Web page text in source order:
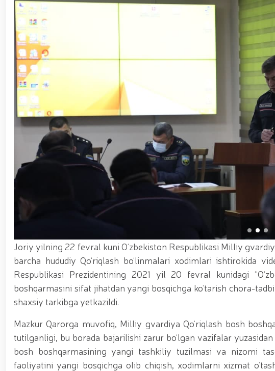
ishchi guruhining yoshlar bilan uchrashuvi tadbirlari
polkovnik B.Tashmatov poytaxtimizdagi manzilli ishlari
etishga moyil shaxslar yashash manzillarida tezkor tadbirlar
yuritib kyelayotgan ayollar uchun tantanali bayram tadbiri
o‘tkazildi // Ajdodlar merosi – milliy gʻurur va
litseyi faoliyati bilan yaqindan tanishdi. //Milliy gvardiya
// “Harbiy taʼlim tizimida ilm-fan va pedagogik
etildi. //Milliy gvardiya qo‘mondoni general-polkovnik
viloyatalarida xavfsiz muhitni yaratish va jamoat
vazifalar doimiy e’tiborda. // Milliy gvardiya qoʻmondoni
federatsiyasi raisi etib saylandi. // Milliy gvardiya shaxsiy
talablariga mos takomillashtirishga qaratilgan ishlar
oilalar” mavzusida adabiy-badiiy kecha tashkil etildi / /
“Jasorat” filmi premyerasi bo'lib o'tdi / / Qurolli Kuchlarimiz
bayramona tadbir o‘tkazildi / / Milliy gvardiya
kuni munosabati bilan bayram tabrigi / / Oʻzbekiston
munosabati bilan gvardiyachilar xizmat burchini bajarish
devoni hududida bunyod etilgan yodgorlik majmuasi poyiga
“O‘zbekiston Respublikasi Qurolli Kuchlari tashkil
muhofaza qilish organlari xodimlaridan bir guruhini
yig‘ilishini o‘tkazdi / / Prezident Shavkat Mirziyoyev
tanishdi / / Moliya, ilg‘or texnologiyalar, madaniyat va
asosida yanada rivojlantiriladi / / Ma'naviy-ma'rifiy
kiritilgan oʻsimlikni noqonuniy ravishda olib ketayotgan
vositalari olib qo‘yildi / / Farg‘ona viloyatida pirotexnika
markazida navbatdagi tinglovchilar uchun sertifikat
nufuzli ko‘rgazmasi yuqori saviyada bo'lib o'tdi. // Milliy
jarayonlari davom etmoqda / / Davlatimiz rahbarining
belgilab bergan vazifalari yuzasidan, Milliy gvardiya
o‘tkazildi / / Milliy gvardiya Surxondaryo viloyati bo‘yicha
voleybol bo‘yicha o‘tkazilgan musobaqada faxrli
universiteti dotsentlari ishtirokidagi ochiq muloqot / / Milliy
xususiyatlari” mavzusida ko‘rgazmali mashg‘ulot tashkil
uchuvchisiz uchadigan apparatlarini qo‘llash istiqbollari”
o‘qilishi vaqtida jamoat tartibi hamda fuqarolar xavfsizligi
Joriy yilning 22 fevral kuni O‘zbekiston Respublikasi Milliy
barcha hududiy Qo‘riqlash bo‘linmalari xodimlari ishtirokida
Respublikasi Prezidentining 2021 yil 20 fevral kunidagi
boshqarmasini sifat jihatdan yangi bosqichga ko‘tarish chora-
shaxsiy tarkibga yetkazildi.
Mazkur Qarorga muvofiq, Milliy gvardiya Qo‘riqlash bosh
tutilganligi, bu borada bajarilishi zarur bo‘lgan vazifalar
bosh boshqarmasining yangi tashkiliy tuzilmasi va nizomi
faoliyatini yangi bosqichga olib chiqish, xodimlarni xizmat